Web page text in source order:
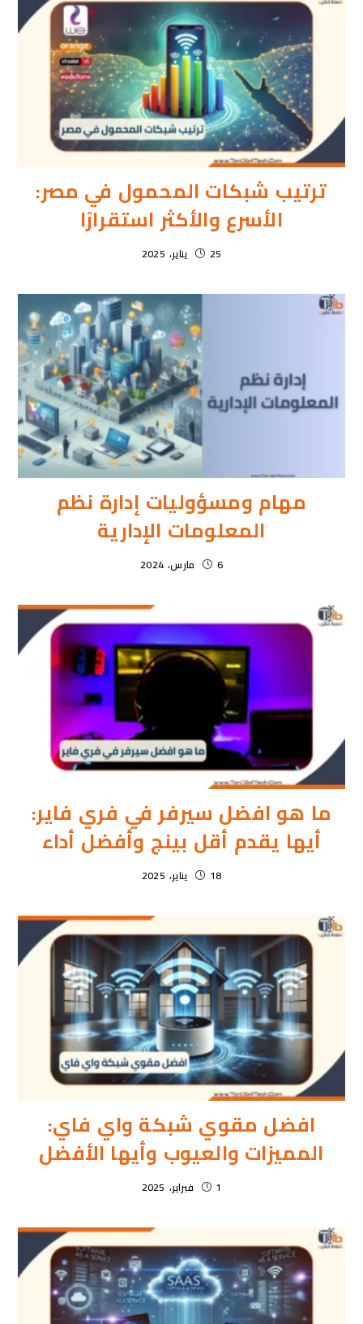
ترتيب شبكات المحمول في مصر:
الأسرع والأكثر استقرارًا
25 يناير، 2025
مهام ومسؤوليات إدارة نظم
المعلومات الإدارية
6 مارس، 2024
ما هو افضل سيرفر في فري فاير:
أيها يقدم أقل بينج وأفضل أداء
18 يناير، 2025
افضل مقوي شبكة واي فاي:
المميزات والعيوب وأيها الأفضل
1 فبراير، 2025